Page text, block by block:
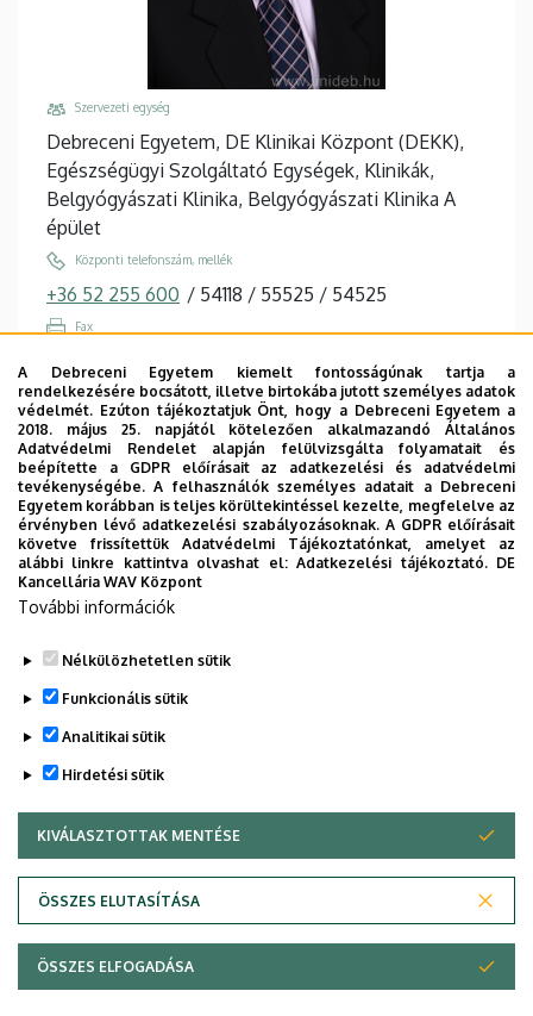
Szervezeti egység
Debreceni Egyetem, DE Klinikai Központ (DEKK),
Egészségügyi Szolgáltató Egységek, Klinikák,
Belgyógyászati Klinika, Belgyógyászati Klinika A
épület
Központi telefonszám, mellék
+36 52 255 600 / 54118 / 55525 / 54525
Fax
Email
paragh.gyorgy@med.unideb.hu
Cím
4032 Debrecen, Nagyerdei körút 98.
Épület, emelet, ajtó
Belgyógyászati Klinika, A épület
Tudóstér profil
Adatvédelem
Copyright © 2026 Unideb
A Debreceni Egyetem kiemelt fontosságúnak tartja a
rendelkezésére bocsátott, illetve birtokába jutott személyes adatok
védelmét. Ezúton tájékoztatjuk Önt, hogy a Debreceni Egyetem a
2018. május 25. napjától kötelezően alkalmazandó Általános
Adatvédelmi Rendelet alapján felülvizsgálta folyamatait és
beépítette a GDPR előírásait az adatkezelési és adatvédelmi
tevékenységébe. A felhasználók személyes adatait a Debreceni
Egyetem korábban is teljes körültekintéssel kezelte, megfelelve az
érvényben lévő adatkezelési szabályozásoknak. A GDPR előírásait
követve frissítettük Adatvédelmi Tájékoztatónkat, amelyet az
alábbi linkre kattintva olvashat el:Adatkezelési tájékoztató. DE
Kancellária WAV Központ
További információk
Nélkülözhetetlen sütik
Funkcionális sütik
Analitikai sütik
Hirdetési sütik
KIVÁLASZTOTTAK MENTÉSE
ÖSSZES ELUTASÍTÁSA
WITHDRAW CONSENT
ÖSSZES ELFOGADÁSA